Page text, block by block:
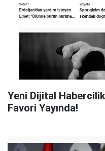
Yeni Dijital
Favori Yayında!